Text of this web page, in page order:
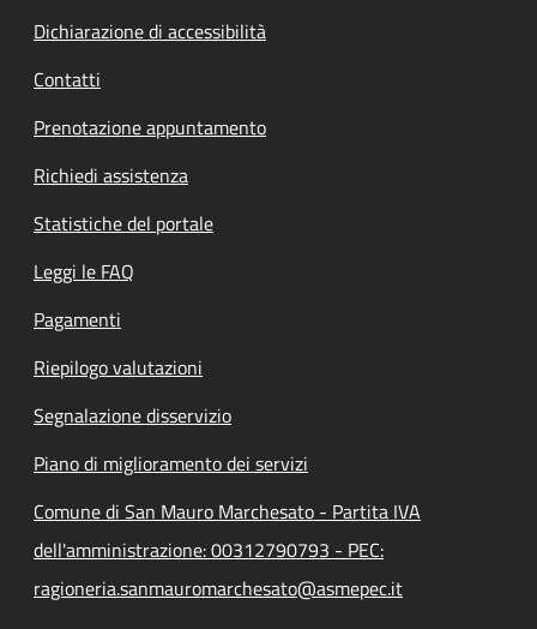
Dichiarazione di accessibilità
Contatti
Prenotazione appuntamento
Richiedi assistenza
Statistiche del portale
Leggi le FAQ
Pagamenti
Riepilogo valutazioni
Segnalazione disservizio
Piano di miglioramento dei servizi
Comune di San Mauro Marchesato - Partita IVA
dell'amministrazione: 00312790793 - PEC:
ragioneria.sanmauromarchesato@asmepec.it